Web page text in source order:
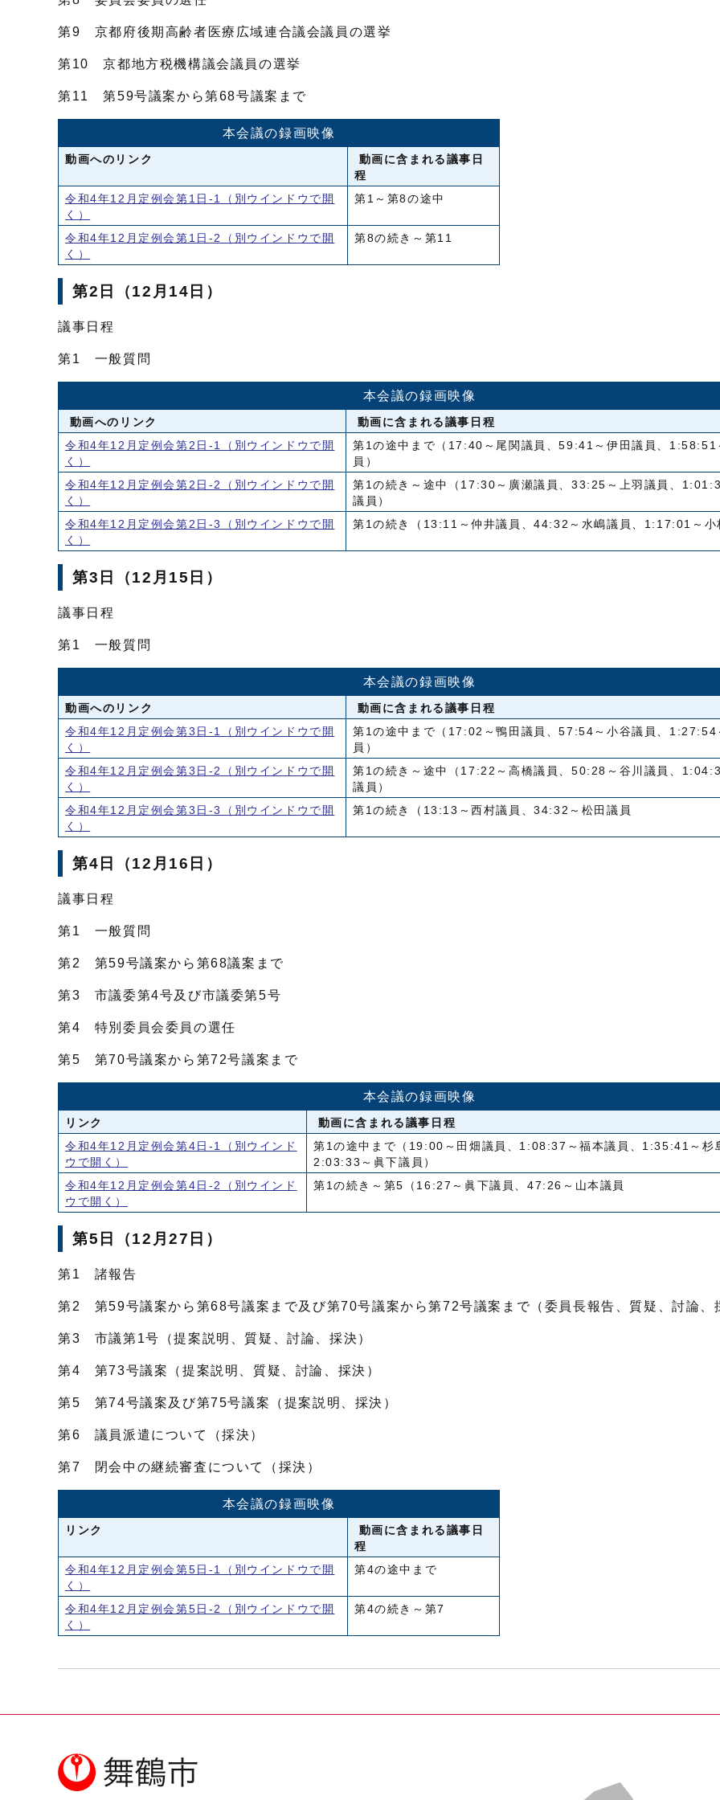
第9 京都府後期高齢者医療広域連合議会議員の選挙
第10 京都地方税機構議会議員の選挙
第11 第59号議案から第68号議案まで
本会議の録画映像
動画へのリンク
動画に含まれる議事日
程
令和4年12月定例会第1日-1
（別ウインドウで開
く）
第1～第8の途中
令和4年12月定例会第1日-2
（別ウインドウで開
く）
第8の続き～第11
第2日（12月14日）
議事日程
第1 一般質問
本会議の録画映像
動画へのリンク
動画に含まれる議事日程
令和4年12月定例会第2日-1
（別ウインドウで開
く）
第1の途中まで（17:40～尾関議員、59:41～伊田議員、1:58:51
員）
令和4年12月定例会第2日-2
（別ウインドウで開
く）
第1の続き～途中（17:30～廣瀬議員、33:25～上羽議員、
議員）
令和4年12月定例会第2日-3
（別ウインドウで開
く）
第1の続き（13:11～仲井議員、44:32～水嶋議員、1:17:01～小
第3日（12月15日）
議事日程
第1 一般質問
本会議の録画映像
動画へのリンク
動画に含まれる議事日程
令和4年12月定例会第3日-1
（別ウインドウで開
く）
第1の途中まで（17:02～鴨田議員、57:54～小谷議員、1:27:54
員）
令和4年12月定例会第3日-2
（別ウインドウで開
く）
第1の続き～途中（17:22～高橋議員、50:28～谷川議員、
議員）
令和4年12月定例会第3日-3
（別ウインドウで開
く）
第1の続き（13:13～西村議員、34:32～松田議員
第4日（12月16日）
議事日程
第1 一般質問
第2 第59号議案から第68議案まで
第3 市議委第4号及び市議委第5号
第4 特別委員会委員の選任
第5 第70号議案から第72号議案まで
本会議の録画映像
リンク
動画に含まれる議事日程
令和4年12月定例会第4日-1
（別ウインド
ウで開く）
第1の途中まで（19:00～田畑議員、1:08:37～福本議員、1:35:41～杉
2:03:33～眞下議員）
令和4年12月定例会第4日-2
（別ウインド
ウで開く）
第1の続き～第5（16:27～眞下議員、47:26～山本議員
第5日（12月27日）
第1 諸報告
第2 第59号議案から第68号議案まで及び第70号議案から第72号議案まで（委員長報告、質疑、討論、
第3 市議第1号（提案説明、質疑、討論、採決）
第4 第73号議案（提案説明、質疑、討論、採決）
第5 第74号議案及び第75号議案（提案説明、採決）
第6 議員派遣について（採決）
第7 閉会中の継続審査について（採決）
本会議の録画映像
リンク
動画に含まれる議事日
程
令和4年12月定例会第5日-1
（別ウインドウで開
く）
第4の途中まで
令和4年12月定例会第5日-2
（別ウインドウで開
く）
第4の続き～第7